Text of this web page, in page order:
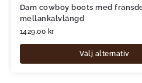
Dam cowboy boots med
mellankalvlängd
1429.00 kr
Välj alternativ